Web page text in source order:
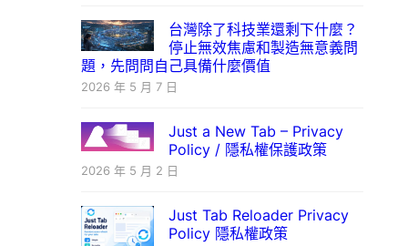
台灣除了科技業還剩下什麼？
停止無效焦慮和製造無意義問
題，先問問自己具備什麼價值
2026 年 5 月 7 日
Just a New Tab – Privacy
Policy / 隱私權保護政策
2026 年 5 月 2 日
Just Tab Reloader Privacy
Policy 隱私權政策